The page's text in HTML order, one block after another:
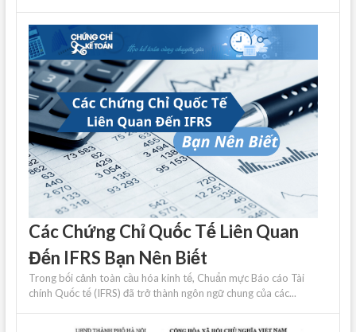
Các Chứng Chỉ Quốc Tế Liên Quan
Đến IFRS Bạn Nên Biết
Trong bối cảnh toàn cầu hóa kinh tế, Chuẩn mực Báo cáo Tài
chính Quốc tế (IFRS) đã trở thành ngôn ngữ chung của các...